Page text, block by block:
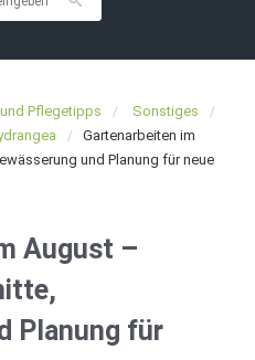
Pflegetipps
Sonstiges
Gartenarbeiten im
und Planung für neue
August –
Planung für